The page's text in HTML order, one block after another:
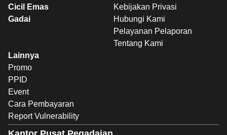
Cicil Emas
Gadai
Kebijakan Privasi
Hubungi Kami
Pelayanan Pelaporan
Tentang Kami
Lainnya
Promo
PPID
Event
Cara Pembayaran
Report Vulnerability